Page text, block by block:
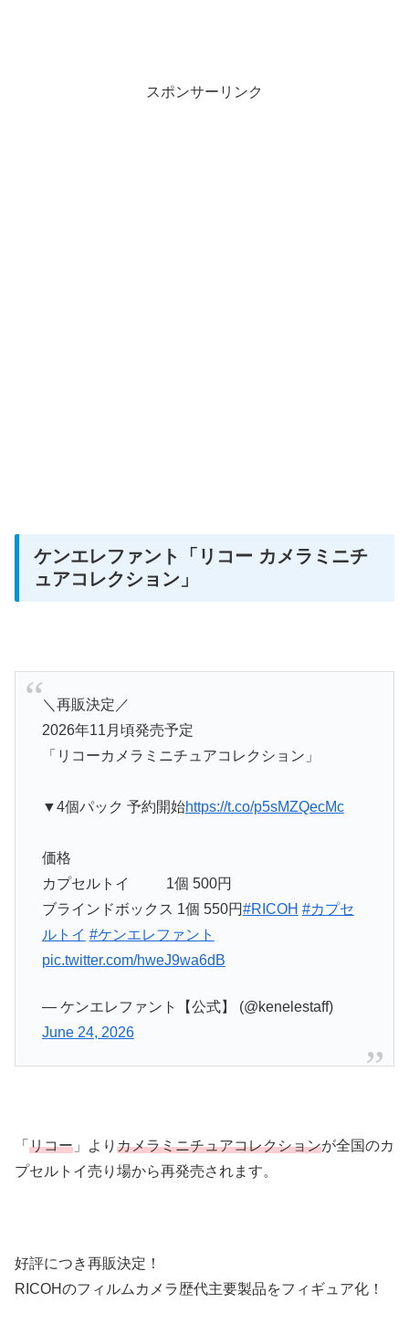
スポンサーリンク
ケンエレファント「リコー カメラミニチ
ュアコレクション」
＼再販決定／
2026年11月頃発売予定
「リコーカメラミニチュアコレクション」
▼4個パック 予約開始https://t.co/p5sMZQecMc
価格
カプセルトイ 1個 500円
ブラインドボックス 1個 550円#RICOH #カプセ
ルトイ #ケンエレファント
pic.twitter.com/hweJ9wa6dB
— ケンエレファント【公式】 (@kenelestaff)
June 24, 2026
「 リコー 」より カメラミニチュアコレクションが全国のカ
プセルトイ売り場から再発売されます。
好評につき再販決定！
RICOHのフィルムカメラ歴代主要製品をフィギュア化！